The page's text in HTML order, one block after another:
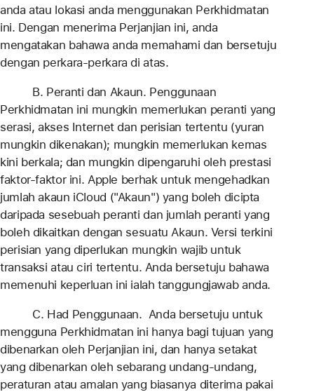
anda atau lokasi anda menggunakan Perkhidmatan
ini. Dengan menerima Perjanjian ini, anda
mengatakan bahawa anda memahami dan bersetuju
dengan perkara-perkara di atas.
B. Peranti dan Akaun. Penggunaan
Perkhidmatan ini mungkin memerlukan peranti yang
serasi, akses Internet dan perisian tertentu (yuran
mungkin dikenakan); mungkin memerlukan kemas
kini berkala; dan mungkin dipengaruhi oleh prestasi
faktor-faktor ini. Apple berhak untuk mengehadkan
jumlah akaun iCloud ("Akaun") yang boleh dicipta
daripada sesebuah peranti dan jumlah peranti yang
boleh dikaitkan dengan sesuatu Akaun. Versi terkini
perisian yang diperlukan mungkin wajib untuk
transaksi atau ciri tertentu. Anda bersetuju bahawa
memenuhi keperluan ini ialah tanggungjawab anda.
C. Had Penggunaan. Anda bersetuju untuk
mengguna Perkhidmatan ini hanya bagi tujuan yang
dibenarkan oleh Perjanjian ini, dan hanya setakat
yang dibenarkan oleh sebarang undang-undang,
peraturan atau amalan yang biasanya diterima pakai